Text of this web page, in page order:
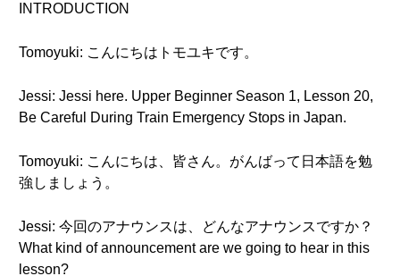
INTRODUCTION
Tomoyuki: こんにちはトモユキです。
Jessi: Jessi here. Upper Beginner Season 1, Lesson 20,
Be Careful During Train Emergency Stops in Japan.
Tomoyuki: こんにちは、皆さん。がんばって日本語を勉
強しましょう。
Jessi: 今回のアナウンスは、どんなアナウンスですか？
What kind of announcement are we going to hear in this
lesson?